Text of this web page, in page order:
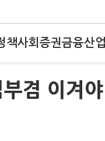
책사회 증권금융산업
겸 이겨